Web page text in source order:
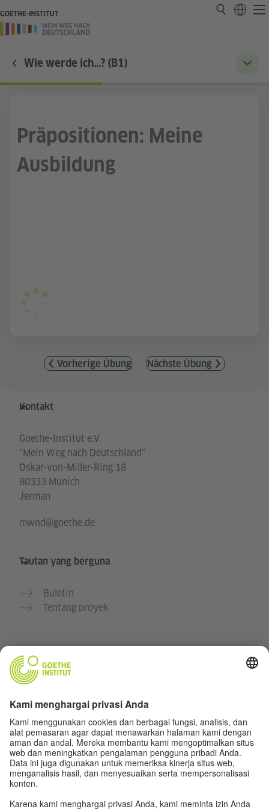
Wie werde ich…? (B1)
Präpositionen: Meine
Ausbildung
Vorherige Übung Nächste Übung
Service- und Informationsbereich
Kontakt
Goethe-Institut e.V.
"Mein Weg nach Deutschland"
Oskar-von-Miller-Ring 18
80333 Munich
Jerman
mwnd@goethe.de
Tautan yang berguna
Buletin
Tentang proyek
Situs web lainnya
Latihan bahasa Jerman secara gratis
Kursus bahasa Jerman dari Goethe-Institut
Portal guru “Deutschstunde”
Privasi dan Aksesibilitas